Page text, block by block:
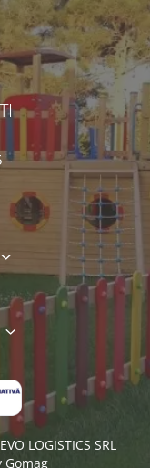
LOGISTICS SRL
Gomag